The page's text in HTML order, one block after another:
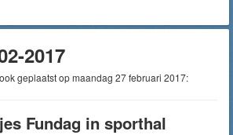
2017
geplaatst op maandag 27 februari 2017:
Fundag in sporthal